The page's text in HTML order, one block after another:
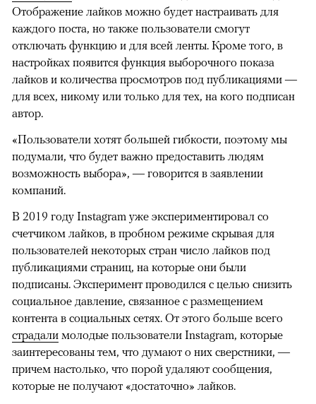
Отображение лайков можно будет настраивать для
каждого поста, но также пользователи смогут
отключать функцию и для всей ленты. Кроме того, в
настройках появится функция выборочного показа
лайков и количества просмотров под публикациями —
для всех, никому или только для тех, на кого подписан
автор.
«Пользователи хотят большей гибкости, поэтому мы
подумали, что будет важно предоставить людям
возможность выбора», — говорится в заявлении
компаний.
В 2019 году Instagram уже экспериментировал со
счетчиком лайков, в пробном режиме скрывая для
пользователей некоторых стран число лайков под
публикациями страниц, на которые они были
подписаны. Эксперимент проводился с целью снизить
социальное давление, связанное с размещением
контента в социальных сетях. От этого больше всего
страдали молодые пользователи Instagram, которые
заинтересованы тем, что думают о них сверстники, —
причем настолько, что порой удаляют сообщения,
которые не получают «достаточно» лайков.